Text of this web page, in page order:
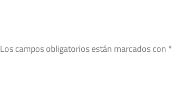
Los campos obligatorios están marcados con *